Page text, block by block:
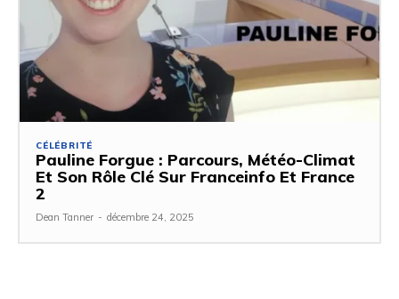
CÉLÉBRITÉ
Pauline Forgue : Parcours, Météo-Climat
Et Son Rôle Clé Sur Franceinfo Et France
2
Dean Tanner - décembre 24, 2025